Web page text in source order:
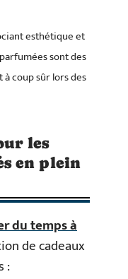
esthétique et
sont des
coup sûr lors des
les
en plein
du temps à
de cadeaux
: